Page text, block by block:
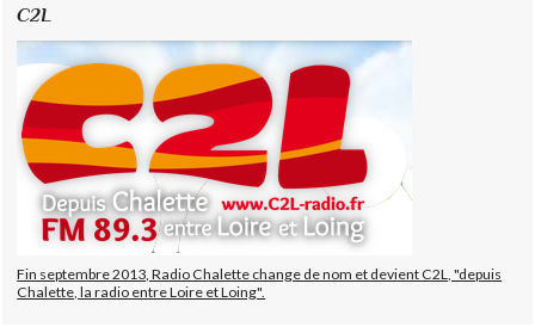
C2L
Fin septembre 2013, Radio Chalette change de nom et devient C2L, "depuis
Chalette, la radio entre Loire et Loing".